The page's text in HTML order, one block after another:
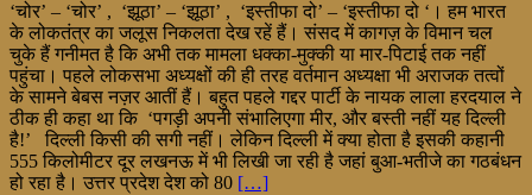
‘चोर’ – ‘चोर’ , ‘झूठा’ – ‘झूठा’ , ‘इस्तीफा दो’ – ‘इस्तीफा दो ‘। हम भारत
के लोकतंत्र का जलूस निकलता देख रहें हैं। संसद में कागज़ के विमान चल
चुके हैं गनीमत है कि अभी तक मामला धक्का-मुक्की या मार-पिटाई तक नहीं
पहुंचा। पहले लोकसभा अध्यक्षों की ही तरह वर्तमान अध्यक्षा भी अराजक तत्वों
के सामने बेबस नज़र आतीं हैं। बहुत पहले गद्दर पार्टी के नायक लाला हरदयाल ने
ठीक ही कहा था कि ‘पगड़ी अपनी संभालिएगा मीर, और बस्ती नहीं यह दिल्ली
है!’ दिल्ली किसी की सगी नहीं। लेकिन दिल्ली में क्या होता है इसकी कहानी
555 किलोमीटर दूर लखनऊ में भी लिखी जा रही है जहां बुआ-भतीजे का गठबंधन
हो रहा है। उत्तर प्रदेश देश को 80 […]